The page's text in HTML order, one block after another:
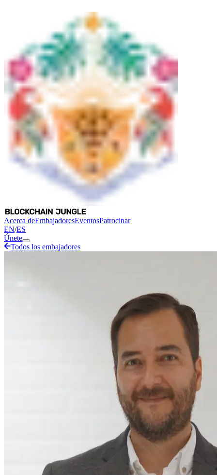
Acerca deEmbajadoresEventosPatrocinar
EN/ES
Únete
Todos los embajadores